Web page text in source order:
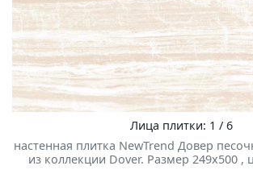
Лица плитки: 1 / 6
настенная плитка NewTrend Довер
из коллекции Dover. Размер 249x500 ,